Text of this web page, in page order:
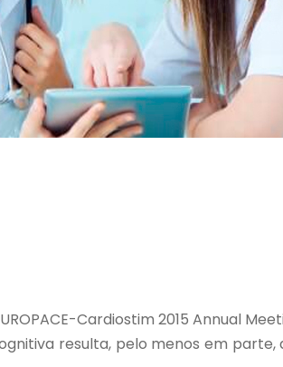
Cardiostim 2015 Annual
resulta, pelo menos em parte,